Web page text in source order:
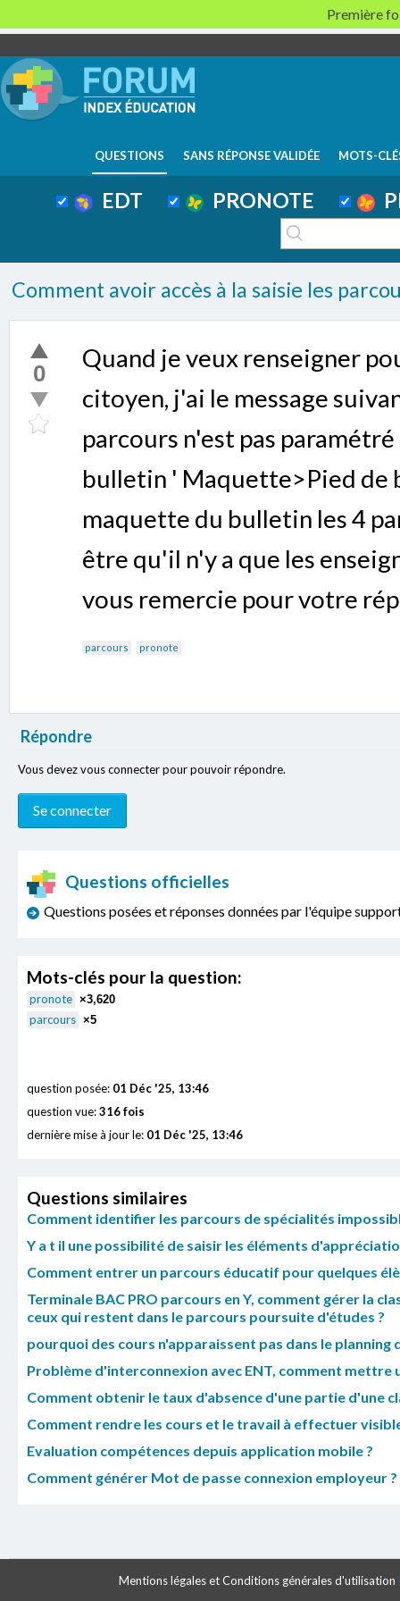
QUESTIONS SANS RÉPONSE VALIDÉE MOTS-
EDT PRONOTE
Comment avoir accès à la saisie les
0
Quand je veux renseigner
citoyen, j'ai le message
parcours n'est pas
bulletin ' Maquette>Pied de
maquette du bulletin les 4
être qu'il n'y a que les
vous remercie pour votre
parcours pronote
Répondre
Vous devez vous connecter pour pouvoir répondre.
Questions officielles
Questions posées et réponses données par l'équipe
Mots-clés pour la question:
pronote ×3,620
parcours ×5
question posée: 01 Déc '25, 13:46
question vue:316 fois
dernière mise à jour le: 01 Déc '25, 13:46
Questions similaires
Comment identifier les parcours de spécialités
Y a t il une possibilité de saisir les éléments
Comment entrer un parcours éducatif pour quelques
Terminale BAC PRO parcours en Y, comment gérer la
ceux qui restent dans le parcours poursuite d'études ?
pourquoi des cours n'apparaissent pas dans le planning
Problème d'interconnexion avec ENT, comment mettre
Comment obtenir le taux d'absence d'une partie d'une
Comment rendre les cours et le travail à effectuer
Evaluation compétences depuis application mobile ?
Comment générer Mot de passe connexion employeur ?
Mentions légales et Conditions générales d'utilisation
Première